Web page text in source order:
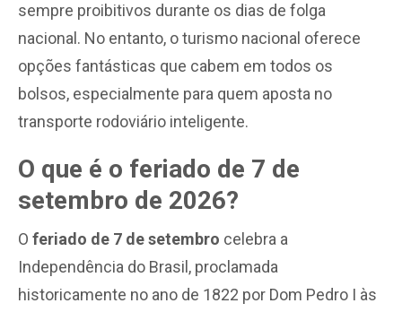
sempre proibitivos durante os dias de folga
nacional. No entanto, o turismo nacional oferece
opções fantásticas que cabem em todos os
bolsos, especialmente para quem aposta no
transporte rodoviário inteligente.
O que é o feriado de 7 de
setembro de 2026?
O feriado de 7 de setembro celebra a
Independência do Brasil, proclamada
historicamente no ano de 1822 por Dom Pedro I às